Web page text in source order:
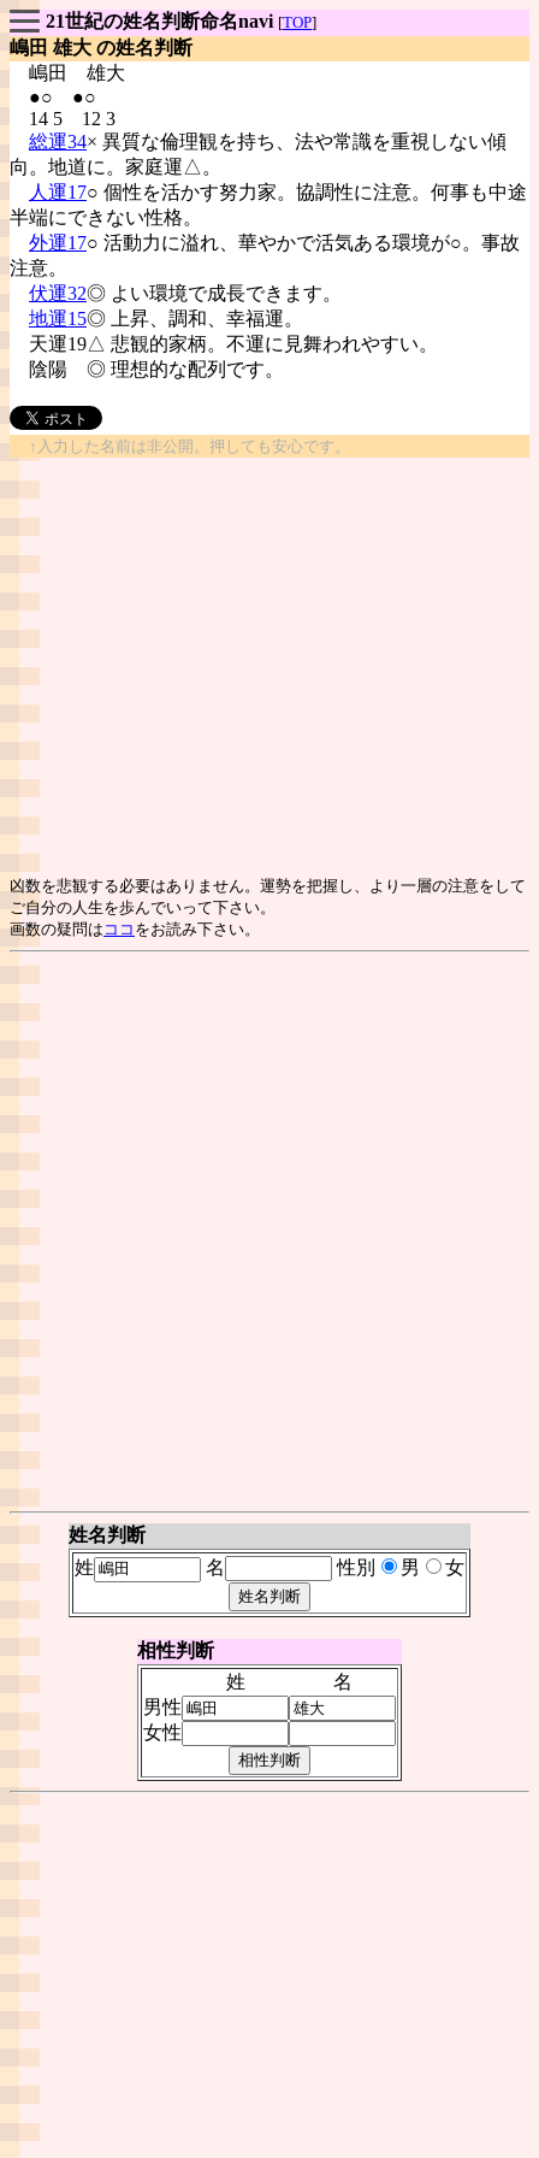
21世紀の姓名判断命名navi [TOP]
嶋田 雄大 の姓名判断
嶋田 雄大
●○ ●○
14 5 12 3
総運34× 異質な倫理観を持ち、法や常識を重視しない傾
向。地道に。家庭運△。
人運17○ 個性を活かす努力家。協調性に注意。何事も中途
半端にできない性格。
外運17○ 活動力に溢れ、華やかで活気ある環境が○。事故
注意。
伏運32◎ よい環境で成長できます。
地運15◎ 上昇、調和、幸福運。
天運19△ 悲観的家柄。不運に見舞われやすい。
陰陽 ◎ 理想的な配列です。
↑入力した名前は非公開。押しても安心です。
凶数を悲観する必要はありません。運勢を把握し、より一層の注意をして
ご自分の人生を歩んでいって下さい。
画数の疑問は ココ をお読み下さい。
姓名判断
姓
名 性別 男 女
相性判断
姓
名
男性
女性